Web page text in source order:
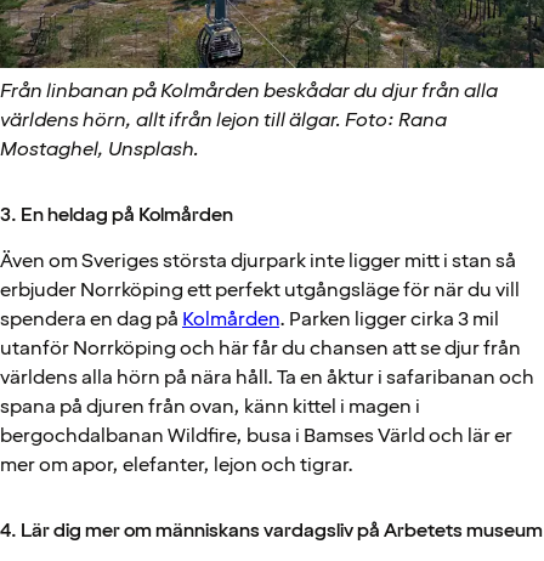
Från linbanan på Kolmården beskådar du djur från alla
världens hörn, allt ifrån lejon till älgar. Foto: Rana
Mostaghel, Unsplash.
3. En heldag på Kolmården
Även om Sveriges största djurpark inte ligger mitt i stan så
erbjuder Norrköping ett perfekt utgångsläge för när du vill
spendera en dag på Kolmården. Parken ligger cirka 3 mil
utanför Norrköping och här får du chansen att se djur från
världens alla hörn på nära håll. Ta en åktur i safaribanan och
spana på djuren från ovan, känn kittel i magen i
bergochdalbanan Wildfire, busa i Bamses Värld och lär er
mer om apor, elefanter, lejon och tigrar.
4. Lär dig mer om människans vardagsliv på Arbetets museum